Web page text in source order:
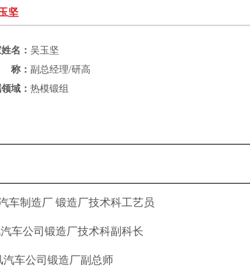
坚
名： 吴玉坚
： 副总经理/研高
域： 热模锻组
车制造厂 锻造厂技术科工艺员
车公司锻造厂技术科副科长
汽车公司锻造厂副总师